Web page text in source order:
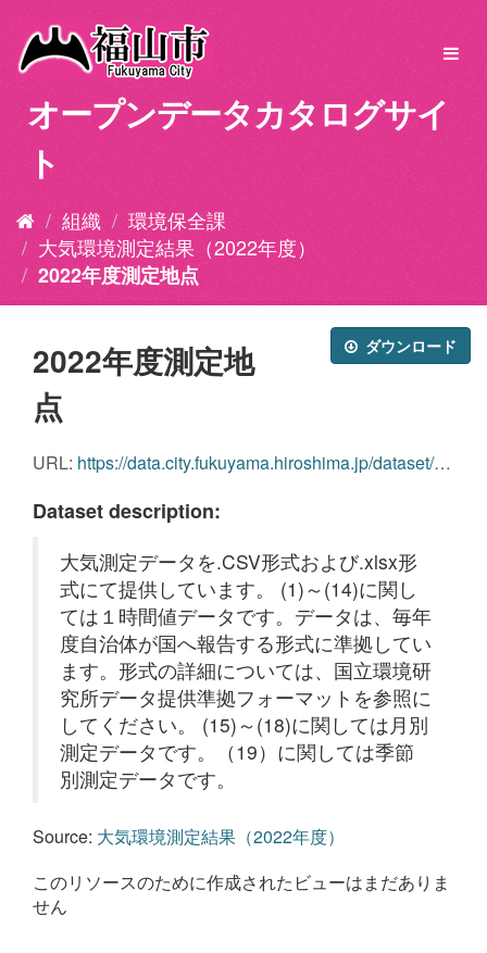
オープンデータカタログサイ
ト
組織
環境保全課
大気環境測定結果（2022年度）
2022年度測定地点
ダウンロード
2022年度測定地
点
URL: https://data.city.fukuyama.hiroshima.jp/dataset/fadef34e-ddce-44b7-a93a-88e1b6e487da/resource/0f60b00d-0f47-44b4-8f29-2438cdb555e3/download/2022chiten.pdf
Dataset description:
大気測定データを.CSV形式および.xlsx形
式にて提供しています。 (1)～(14)に関し
ては１時間値データです。データは、毎年
度自治体が国へ報告する形式に準拠してい
ます。形式の詳細については、国立環境研
究所データ提供準拠フォーマットを参照に
してください。 (15)～(18)に関しては月別
測定データです。（19）に関しては季節
別測定データです。
Source: 大気環境測定結果（2022年度）
このリソースのために作成されたビューはまだありま
せん